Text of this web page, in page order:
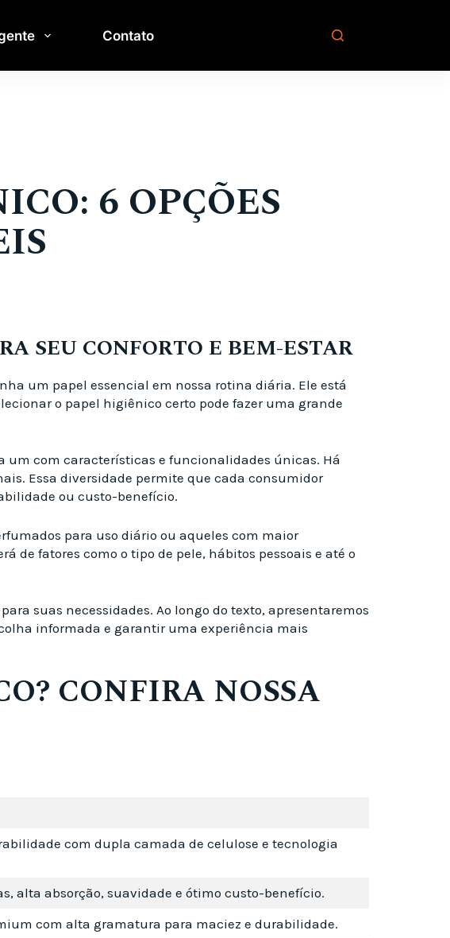
Contato
6 OPÇÕES
SEU CONFORTO E BEM-ESTAR
um papel essencial em nossa rotina diária. Ele está
o papel higiênico certo pode fazer uma grande
um com características e funcionalidades únicas. Há
Essa diversidade permite que cada consumidor
ou custo-benefício.
para uso diário ou aqueles com maior
de fatores como o tipo de pele, hábitos pessoais e até o
suas necessidades. Ao longo do texto, apresentaremos
informada e garantir uma experiência mais
CONFIRA NOSSA
com dupla camada de celulose e tecnologia
alta absorção, suavidade e ótimo custo-benefício.
com alta gramatura para maciez e durabilidade.